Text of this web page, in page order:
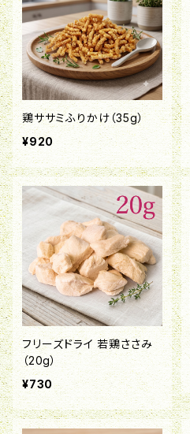
鶏ササミふりかけ（35g）
¥920
フリーズドライ 若鶏ささみ
（20g）
¥730